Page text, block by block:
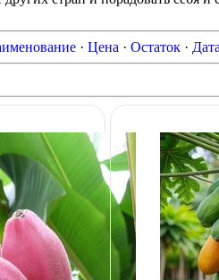
· Цена · Остаток ·